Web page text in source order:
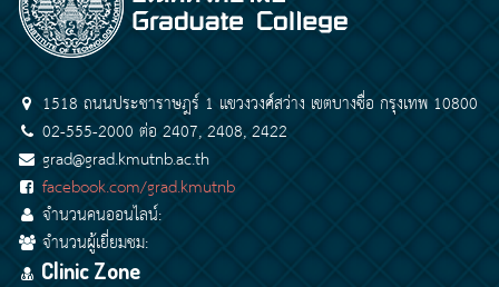
1518 ถนนประชาราษฎร์ 1 แขวงวงศ์สว่าง เขตบางซื่อ กรุงเทพ 10800
02-555-2000 ต่อ 2407, 2408, 2422
grad@grad.kmutnb.ac.th
facebook.com/grad.kmutnb
จำนวนคนออนไลน์:
จำนวนผู้เยี่ยมชม:
Clinic Zone